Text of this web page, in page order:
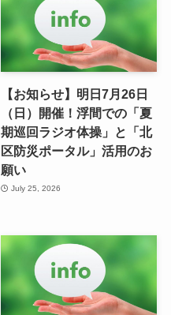
【お知らせ】明日7月26日
（日）開催！浮間での「夏
期巡回ラジオ体操」と「北
区防災ポータル」活用のお
願い
July 25, 2026